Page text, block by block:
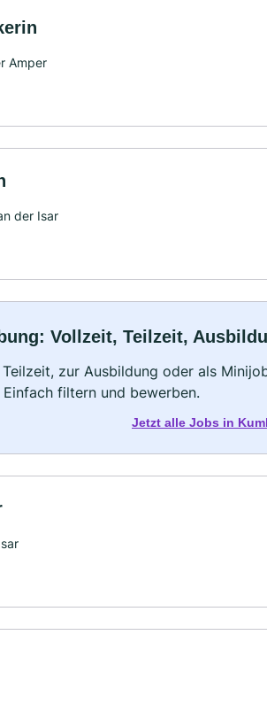
Amper
der Isar
Vollzeit, Teilzeit,
zur Ausbildung oder als
filtern und bewerben.
Jetzt alle Jobs in